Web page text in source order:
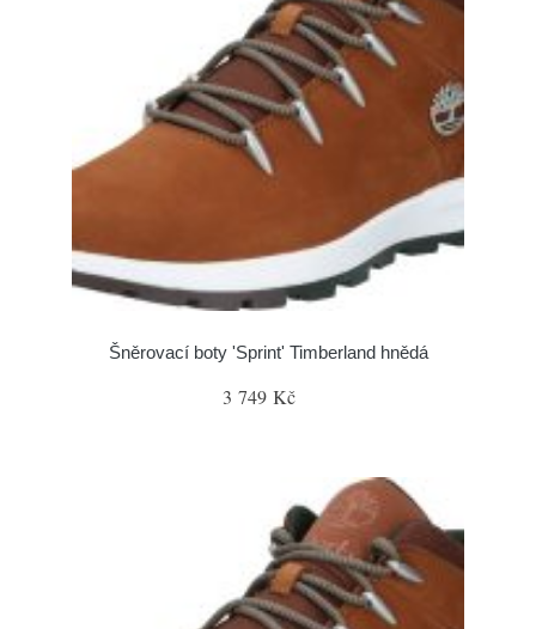
Šněrovací boty 'Sprint' Timberland hnědá
3 749 Kč